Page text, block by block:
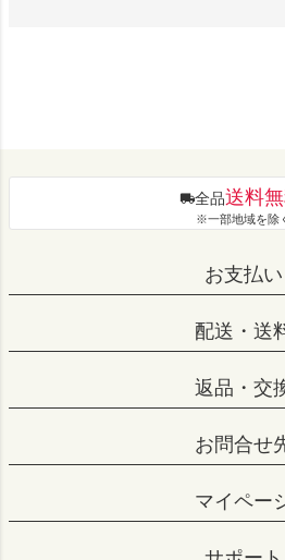
全品送料
※一部地域を除
お支払い
配送・送
返品・交
お問合せ
マイペー